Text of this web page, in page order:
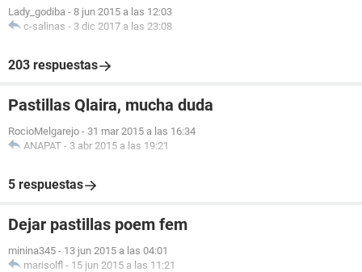
Lady_godiba - 8 jun 2015 a las 12:03
c-salinas - 3 dic 2017 a las 23:08
203 respuestas
Pastillas Qlaira, mucha duda
RocioMelgarejo - 31 mar 2015 a las 16:34
ANAPAT - 3 abr 2015 a las 19:21
5 respuestas
Dejar pastillas poem fem
minina345 - 13 jun 2015 a las 04:01
marisolfl - 15 jun 2015 a las 11:21